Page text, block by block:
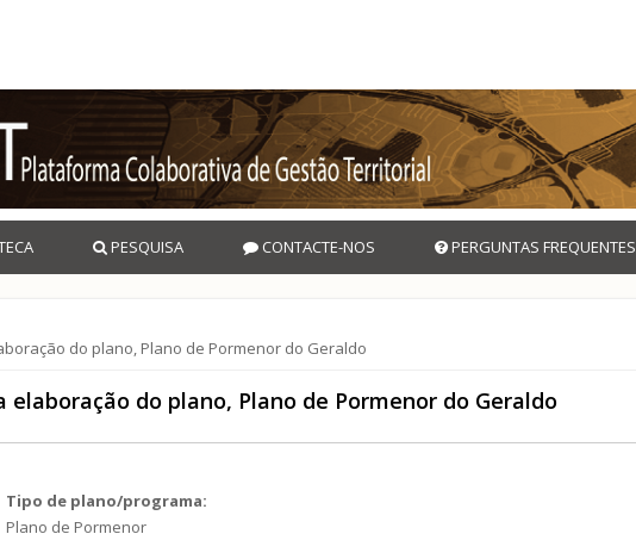
PESQUISA CONTACTE-NOS PERGUNTAS FREQUENTES
do plano, Plano de Pormenor do Geraldo
elaboração do plano, Plano de Pormenor do Geraldo
Tipo de plano/programa:
Plano de Pormenor